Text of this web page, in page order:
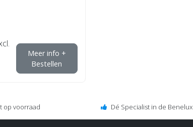
Meer info +
Bestellen
op voorraad Dé Specialist in de Benelux